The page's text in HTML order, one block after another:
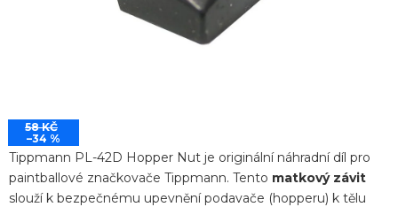
Tippmann PL-42D Hopper Nut je originální náhradní díl pro
paintballové značkovače Tippmann. Tento matkový závit
slouží k bezpečnému upevnění podavače (hopperu) k tělu
58 KČ
–34 %